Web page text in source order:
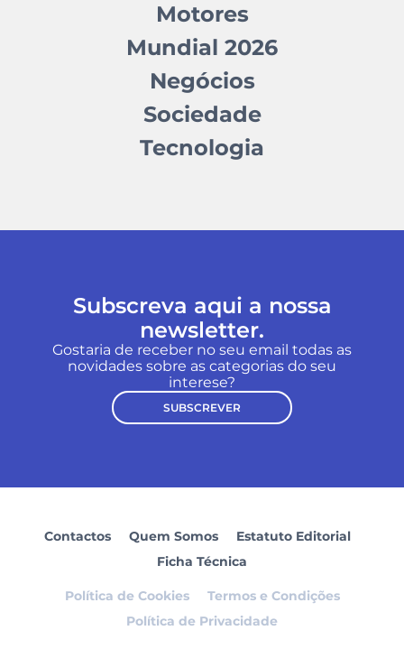
Motores
Mundial 2026
Negócios
Sociedade
Tecnologia
Subscreva aqui a nossa
newsletter.
Gostaria de receber no seu email todas as
novidades sobre as categorias do seu
interese?
SUBSCREVER
Contactos Quem Somos
Estatuto Editorial
Ficha Técnica
Política de Cookies
Termos e Condições
Política de Privacidade